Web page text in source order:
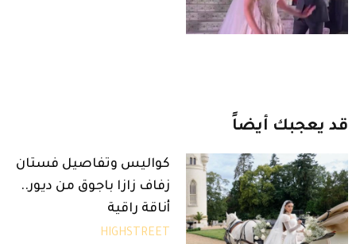
قد يعجبك أيضاً
كواليس وتفاصيل فستان
زفاف زازا باجوق من ديور..
أناقة راقية
HIGHSTREET